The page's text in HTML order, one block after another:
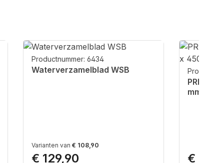
Productnummer: 6434
Waterverzamelblad WSB
Varianten van € 108,90
Normale prijs:
€ 129,90 €